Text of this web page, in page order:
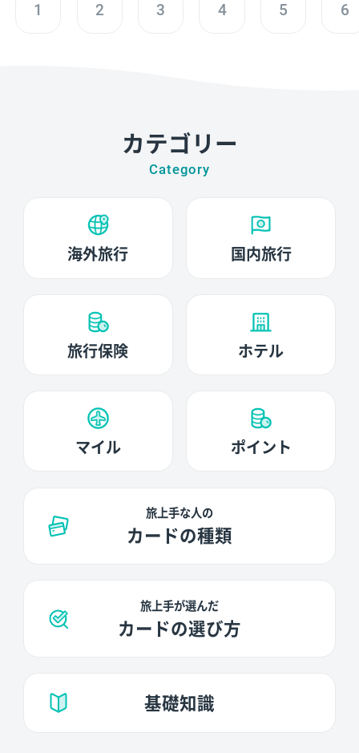
1 2 3 4 5 6
カテゴリー
Category
海外旅行 国内旅行
旅行保険 ホテル
マイル ポイント
旅上手な人の
カードの種類
旅上手が選んだ
カードの選び方
基礎知識